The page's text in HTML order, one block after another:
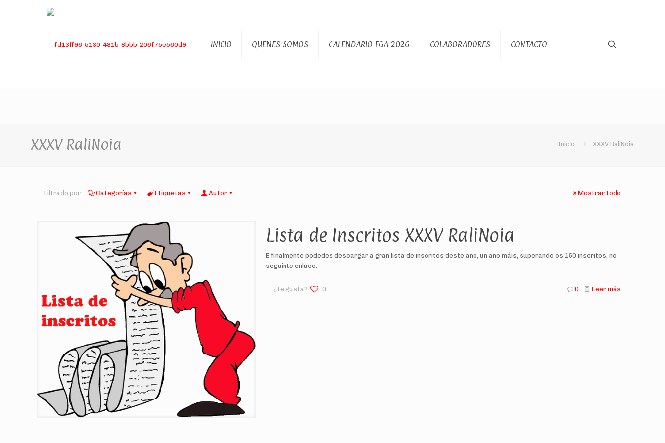
INICIO QUENES SOMOS CALENDARIO FGA 2026 COLABORADORES CONTACTO
XXXV RaliNoia Inicio XXXV RaliNoia
Filtrado por Categorías Etiquetas Autor Mostrar todo
Lista de Inscritos XXXV RaliNoia
E finalmente podedes descargar a gran lista de inscritos deste ano, un ano máis, superando os 150 inscritos, no
seguinte enlace:
¿Te gusta? 0 0 Leer más